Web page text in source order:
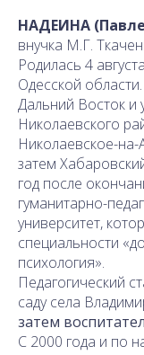
НАДЕИНА
внучка М.Г.
Родилась 4
Одесской
Дальний Восток и
Николаевского
Николаевское-
затем
год после
гуманитарно-
университет,
специальности
психология».
Педагогический
саду села
затем
С 2000 года и по